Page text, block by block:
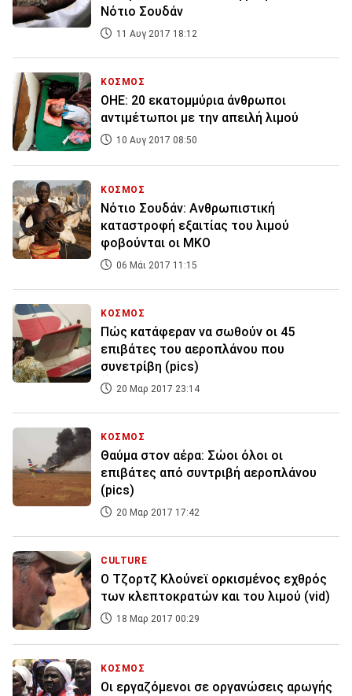
Νότιο Σουδάν
11 Αυγ 2017 18:12
ΚΟΣΜΟΣ
ΟΗΕ: 20 εκατομμύρια άνθρωποι
αντιμέτωποι με την απειλή λιμού
10 Αυγ 2017 08:50
ΚΟΣΜΟΣ
Νότιο Σουδάν: Ανθρωπιστική
καταστροφή εξαιτίας του λιμού
φοβούνται οι ΜΚΟ
06 Μάι 2017 11:15
ΚΟΣΜΟΣ
Πώς κατάφεραν να σωθούν οι 45
επιβάτες του αεροπλάνου που
συνετρίβη (pics)
20 Μαρ 2017 23:14
ΚΟΣΜΟΣ
Θαύμα στον αέρα: Σώοι όλοι οι
επιβάτες από συντριβή αεροπλάνου
(pics)
20 Μαρ 2017 17:42
CULTURE
O Tζορτζ Κλούνεϊ ορκισμένος εχθρός
των κλεπτοκρατών και του λιμού (vid)
18 Μαρ 2017 00:29
ΚΟΣΜΟΣ
Οι εργαζόμενοι σε οργανώσεις αρωγής